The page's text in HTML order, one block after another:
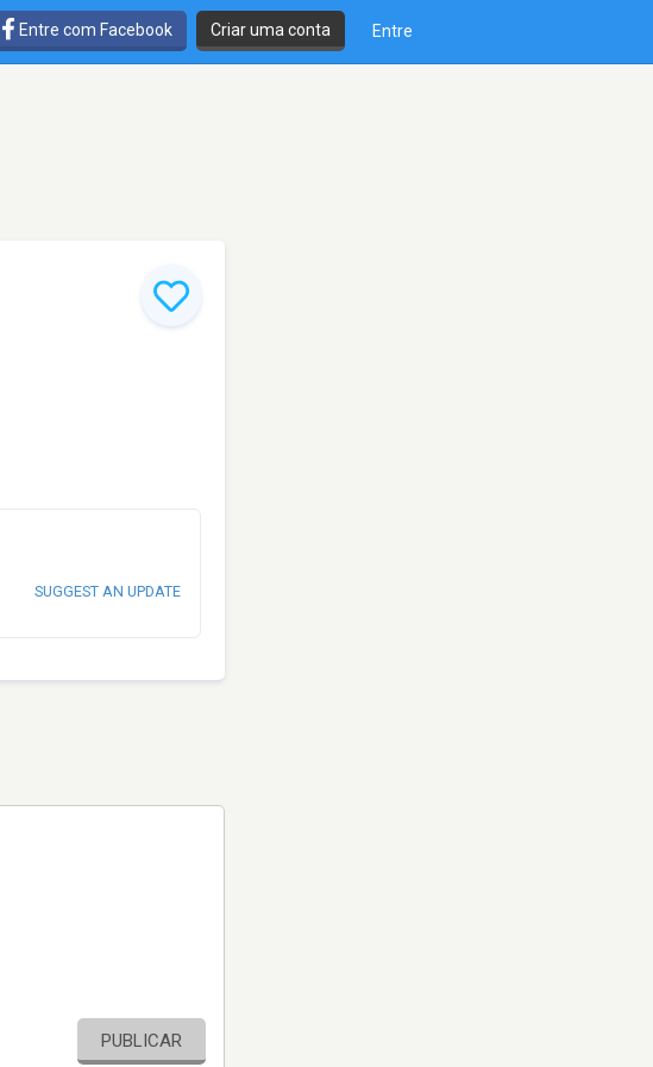
Entre com Facebook Criar uma conta Entre
SUGGEST AN UPDATE
PUBLICAR